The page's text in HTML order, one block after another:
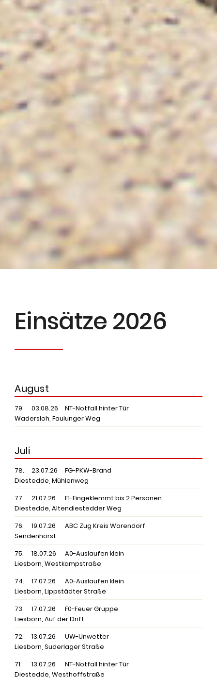
Einsätze 2026
August
79. 03.08.26
NT-Notfall hinter Tür
Wadersloh, Faulunger Weg
Juli
78. 23.07.26
FG-PKW-Brand
Diestedde, Mühlenweg
77.
21.07.26
E1-Eingeklemmt bis 2 Personen
Diestedde, Altendiestedder Weg
76.
19.07.26
ABC Zug Kreis Warendorf
Sendenhorst
75.
18.07.26
A0-Auslaufen klein
Liesborn, Westkampstraße
74.
17.07.26
A0-Auslaufen klein
Liesborn, Lippstädter Straße
73.
17.07.26
F0-Feuer Gruppe
Liesborn, Auf der Drift
72.
13.07.26
UW-Unwetter
Liesborn, Suderlager Straße
71.
13.07.26
NT-Notfall hinter Tür
Diestedde, Westhoffstraße